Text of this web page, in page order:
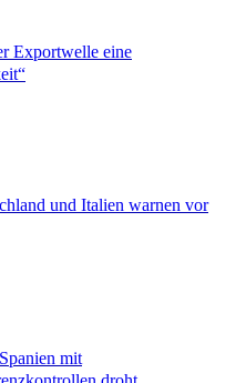
Exportwelle eine
und Italien warnen vor
mit